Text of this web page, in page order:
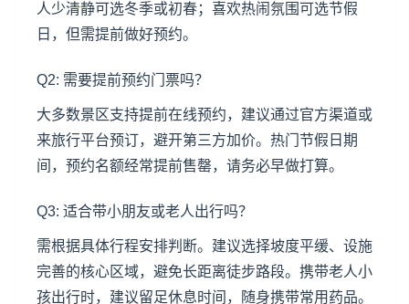
人少清静可选冬季或初春；喜欢热闹氛围可选节假
日，但需提前做好预约。
Q2: 需要提前预约门票吗？
大多数景区支持提前在线预约，建议通过官方渠道或
来旅行平台预订，避开第三方加价。热门节假日期
间，预约名额经常提前售罄，请务必早做打算。
Q3: 适合带小朋友或老人出行吗？
需根据具体行程安排判断。建议选择坡度平缓、设施
完善的核心区域，避免长距离徒步路段。携带老人小
孩出行时，建议留足休息时间，随身携带常用药品。